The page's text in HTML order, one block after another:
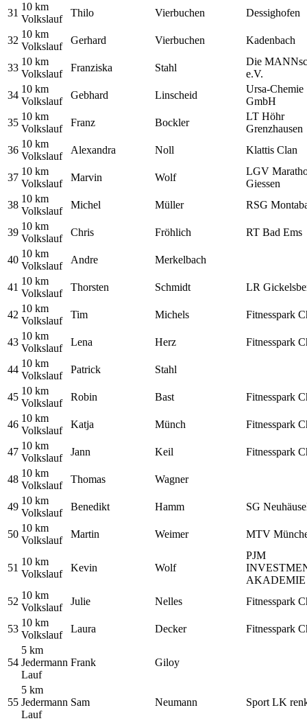
31
10 km
Volkslauf
Thilo Vierbuchen Dessighofen
32
10 km
Volkslauf
Gerhard Vierbuchen Kadenbach
33
10 km
Volkslauf
Franziska Stahl
Die
e.V.
34
10 km
Volkslauf
Gebhard Linscheid
Ursa-Chemie
GmbH
35
10 km
Volkslauf
Franz Bockler
LT Höhr
Grenzhausen
36
10 km
Volkslauf
Alexandra Noll Klattis Clan
37
10 km
Volkslauf
Marvin Wolf
LGV
Giessen
38
10 km
Volkslauf
Michel Müller RSG
39
10 km
Volkslauf
Chris Fröhlich RT Bad Ems
40
10 km
Volkslauf
Andre Merkelbach
41
10 km
Volkslauf
Thorsten Schmidt LR
42
10 km
Volkslauf
Tim Michels Fitnesspark
43
10 km
Volkslauf
Lena Herz Fitnesspark
44
10 km
Volkslauf
Patrick Stahl
45
10 km
Volkslauf
Robin Bast Fitnesspark
46
10 km
Volkslauf
Katja Münch Fitnesspark
47
10 km
Volkslauf
Jann Keil Fitnesspark
48
10 km
Volkslauf
Thomas Wagner
49
10 km
Volkslauf
Benedikt Hamm SG
50
10 km
Volkslauf
Martin Weimer MTV
51
10 km
Volkslauf
Kevin Wolf
PJM
AKADEMIE
52
10 km
Volkslauf
Julie Nelles Fitnesspark
53
10 km
Volkslauf
Laura Decker Fitnesspark
54
5 km
Jedermann
Lauf
Frank Giloy
55
5 km
Jedermann
Lauf
Sam Neumann Sport LK